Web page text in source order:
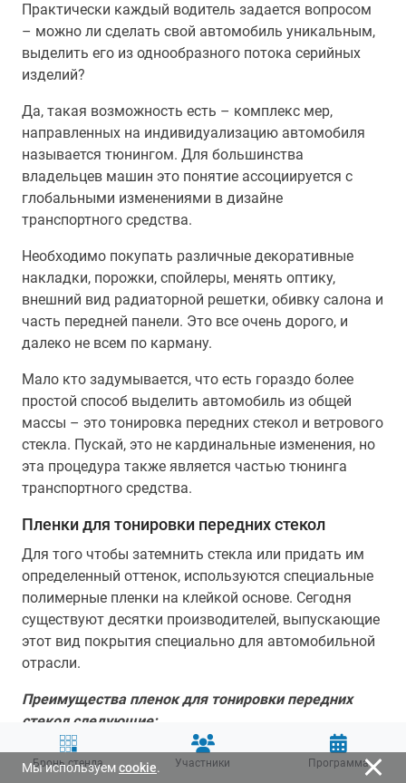
Практически каждый водитель задается вопросом
– можно ли сделать свой автомобиль уникальным,
выделить его из однообразного потока серийных
изделий?
Да, такая возможность есть – комплекс мер,
направленных на индивидуализацию автомобиля
называется тюнингом. Для большинства
владельцев машин это понятие ассоциируется с
глобальными изменениями в дизайне
транспортного средства.
Необходимо покупать различные декоративные
накладки, порожки, спойлеры, менять оптику,
внешний вид радиаторной решетки, обивку салона и
часть передней панели. Это все очень дорого, и
далеко не всем по карману.
Мало кто задумывается, что есть гораздо более
простой способ выделить автомобиль из общей
массы – это тонировка передних стекол и ветрового
стекла. Пускай, это не кардинальные изменения, но
эта процедура также является частью тюнинга
транспортного средства.
Пленки для тонировки передних стекол
Для того чтобы затемнить стекла или придать им
определенный оттенок, используются специальные
полимерные пленки на клейкой основе. Сегодня
существуют десятки производителей, выпускающие
этот вид покрытия специально для автомобильной
отрасли.
Преимущества пленок для тонировки передних
стекол следующие:
защита салона от проникания избыточного
тепла извне и прямых солнечных лучей.
Бронь стенда Участники Программа
Мы используемcookie.